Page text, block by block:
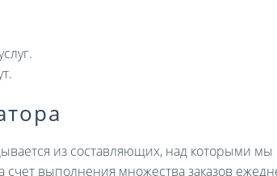
из составляющих, над которыми
счет выполнения множества заказов